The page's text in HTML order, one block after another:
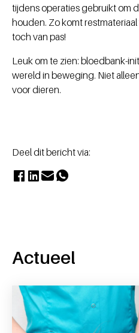
tijdens operaties gebruikt om
houden. Zo komt
toch van pas!
Leuk om te zien: bloedbank-
wereld in beweging. Niet
voor dieren.
Deel dit bericht via:
Actueel